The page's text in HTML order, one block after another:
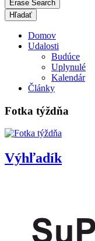
Erase Search
Domov
Udalosti
Budúce
Uplynulé
Kalendár
Články
Fotka týždňa
Výhľadík